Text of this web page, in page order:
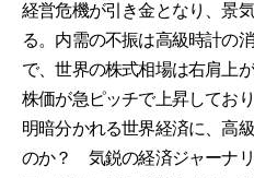
経営危機が引き金となり、景
る。内需の不振は高級時計の
で、世界の株式相場は右肩上
株価が急ピッチで上昇してお
明暗分かれる世界経済に、高
のか？ 気鋭の経済ジャーナ